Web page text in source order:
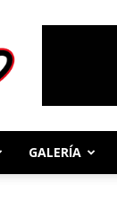
GALERÍA